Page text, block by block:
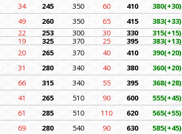
34 245 350 60 410 380(+30)
49 260 350 65 415 383(+33)
22 253 300 30 330 315(+15)
19 325 370 25 395 383(+13)
20 265 370 40 410 390(+20)
31 280 340 40 380 360(+20)
66 315 340 55 395 368(+28)
41 265 510 90 600 555(+45)
61 285 510 110 620 565(+55)
69 280 540 90 630 585(+45)